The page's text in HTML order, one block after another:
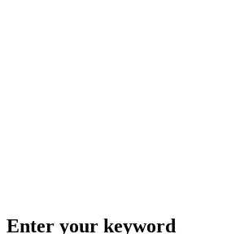
Enter your keyword